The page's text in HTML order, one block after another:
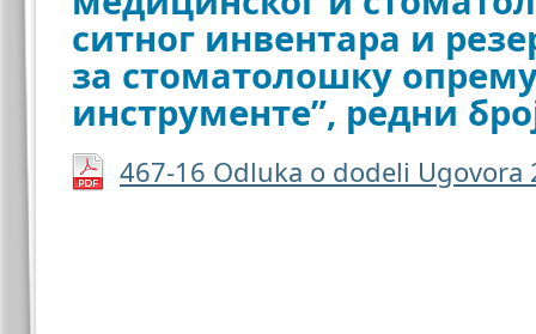
ситног инвентара и
за стоматолошку
инструменте”, редни
467-16 Odluka o dodeli Ugovora